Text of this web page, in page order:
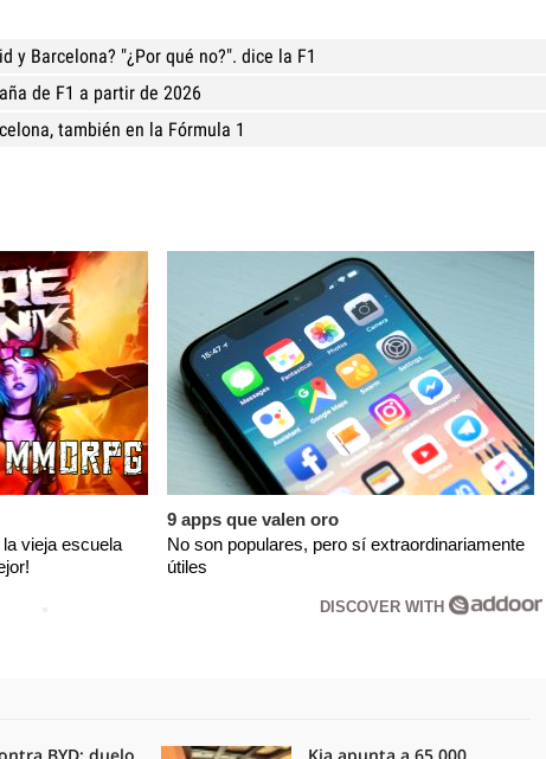
y Barcelona? "¿Por qué no?". dice la F1
de F1 a partir de 2026
también en la Fórmula 1
vieja escuela
9 apps que valen oro
No son populares, pero sí extraordinariamente
útiles
DISCOVER WITH